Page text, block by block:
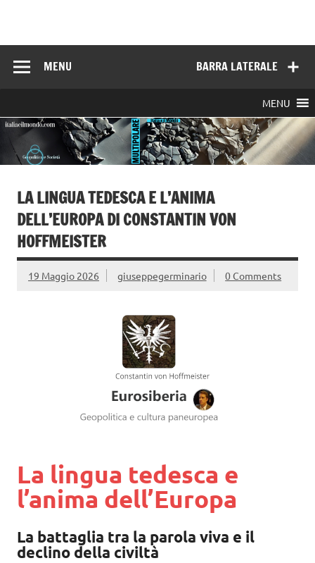
BARRA LATERALE
MENU
MENU
LA LINGUA TEDESCA E L’ANIMA
DELL’EUROPA DI CONSTANTIN VON
HOFFMEISTER
19 Maggio 2026 giuseppegerminario 0 Comments
La lingua tedesca e
l’anima dell’Europa
La battaglia tra la parola viva e il
declino della civiltà